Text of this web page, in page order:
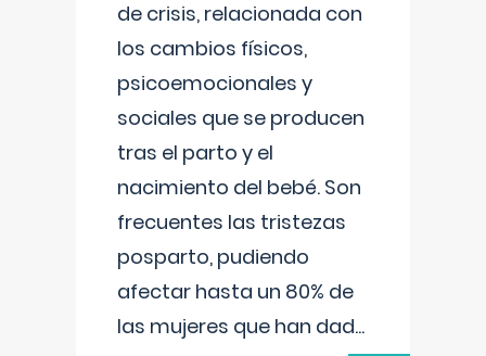
de crisis, relacionada con
los cambios físicos,
psicoemocionales y
sociales que se producen
tras el parto y el
nacimiento del bebé. Son
frecuentes las tristezas
posparto, pudiendo
afectar hasta un 80% de
las mujeres que han dad...